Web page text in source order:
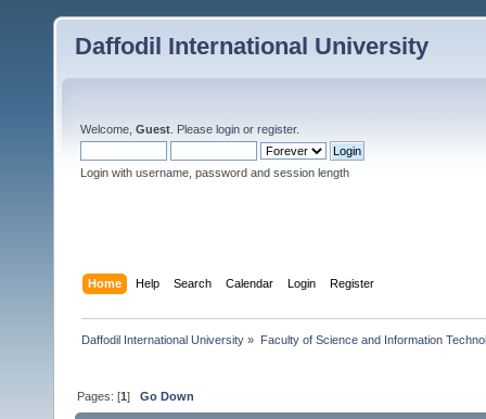
Daffodil International University
Welcome, Guest . Please login or register.
Login with username, password and session length
Home Help Search Calendar Login Register
Daffodil International University » Faculty of Science and Information
Pages: [1]Go Down